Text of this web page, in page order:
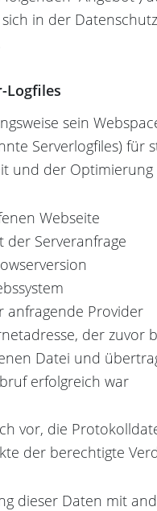
in der
Logfiles
sein
Serverlogfiles) für
und der
Webseite
Serveranfrage
anfragende Provider
der zuvor
Datei und
erfolgreich war
vor, die
der berechtigte
dieser Daten mit